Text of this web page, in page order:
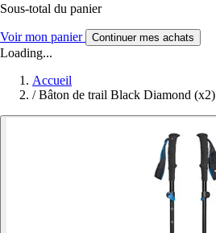
Sous-total du panier
Voir mon panier Continuer mes achats
Loading...
Accueil
/ Bâton de trail Black Diamond (x2)